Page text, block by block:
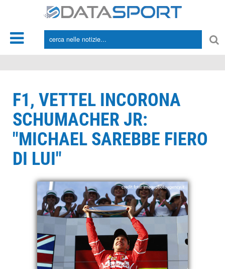
F1, VETTEL INCORONA
SCHUMACHER JR:
"MICHAEL SAREBBE FIERO
DI LUI"